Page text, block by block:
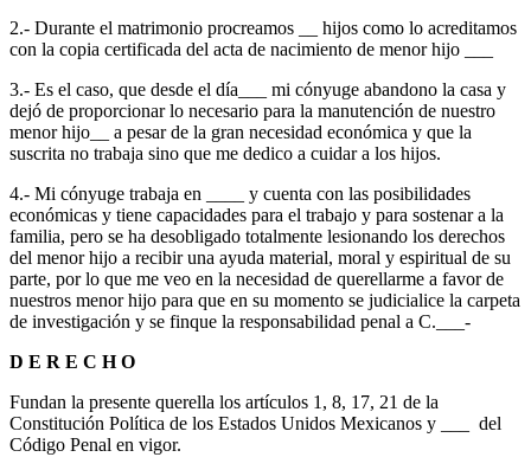
2.- Durante el matrimonio procreamos __ hijos como lo acreditamos
con la copia certificada del acta de nacimiento de menor hijo ___
3.- Es el caso, que desde el día___ mi cónyuge abandono la casa y
dejó de proporcionar lo necesario para la manutención de nuestro
menor hijo__ a pesar de la gran necesidad económica y que la
suscrita no trabaja sino que me dedico a cuidar a los hijos.
4.- Mi cónyuge trabaja en ____ y cuenta con las posibilidades
económicas y tiene capacidades para el trabajo y para sostenar a la
familia, pero se ha desobligado totalmente lesionando los derechos
del menor hijo a recibir una ayuda material, moral y espiritual de su
parte, por lo que me veo en la necesidad de querellarme a favor de
nuestros menor hijo para que en su momento se judicialice la carpeta
de investigación y se finque la responsabilidad penal a C.___-
D E R E C H O
Fundan la presente querella los artículos 1, 8, 17, 21 de la
Constitución Política de los Estados Unidos Mexicanos y ___ del
Código Penal en vigor.